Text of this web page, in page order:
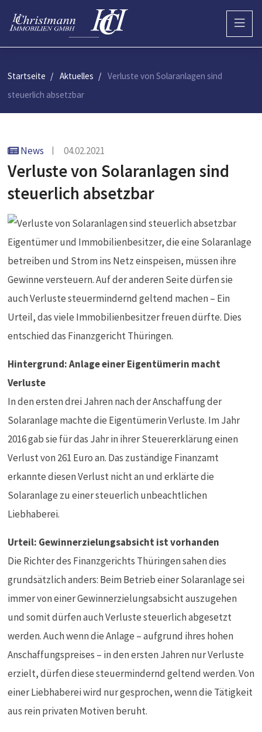
Startseite Aktuelles
Verluste von Solaranlagen sind
steuerlich absetzbar
News 04.02.2021
Verluste von Solaranlagen sind
steuerlich absetzbar
Eigentümer und Immobilienbesitzer, die eine Solaranlage
betreiben und Strom ins Netz einspeisen, müssen ihre
Gewinne versteuern. Auf der anderen Seite dürfen sie
auch Verluste steuermindernd geltend machen – Ein
Urteil, das viele Immobilienbesitzer freuen dürfte. Dies
entschied das Finanzgericht Thüringen.
Hintergrund: Anlage einer Eigentümerin macht
Verluste
In den ersten drei Jahren nach der Anschaffung der
Solaranlage machte die Eigentümerin Verluste. Im Jahr
2016 gab sie für das Jahr in ihrer Steuererklärung einen
Verlust von 261 Euro an. Das zuständige Finanzamt
erkannte diesen Verlust nicht an und erklärte die
Solaranlage zu einer steuerlich unbeachtlichen
Liebhaberei.
Urteil: Gewinnerzielungsabsicht ist vorhanden
Die Richter des Finanzgerichts Thüringen sahen dies
grundsätzlich anders: Beim Betrieb einer Solaranlage sei
immer von einer Gewinnerzielungsabsicht auszugehen
und somit dürfen auch Verluste steuerlich abgesetzt
werden. Auch wenn die Anlage – aufgrund ihres hohen
Anschaffungspreises – in den ersten Jahren nur Verluste
erzielt, dürfen diese steuermindernd geltend werden. Von
einer Liebhaberei wird nur gesprochen, wenn die Tätigkeit
aus rein privaten Motiven beruht.